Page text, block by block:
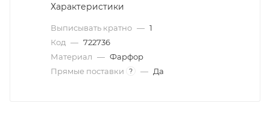
Характеристики
Выписывать кратно — 1
Код — 722736
Материал — Фарфор
Прямые поставки
? — Да